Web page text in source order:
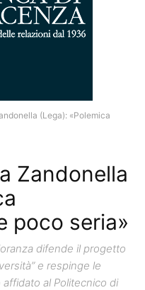
(Lega): «Polemica
Zandonella
poco seria»
difende il progetto
e respinge le
affidato al Politecnico di